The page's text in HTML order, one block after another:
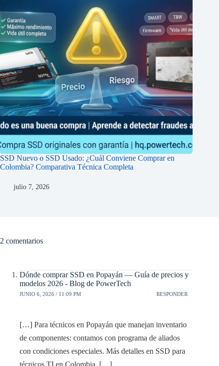
SSD Nuevo o SSD Usado: ¿Cuál Conviene Comprar en
Colombia? Comparativa Técnica Completa
julio 7, 2026
2 comentarios
Dónde comprar SSD en Popayán — Guía de precios y
modelos 2026 - Blog de PowerTech
JUNIO 6, 2026 / 11:09 PM RESPONDER
[…] Para técnicos en Popayán que manejan inventario
de componentes: contamos con programa de aliados
con condiciones especiales. Más detalles en SSD para
técnicos TI en Colombia. […]